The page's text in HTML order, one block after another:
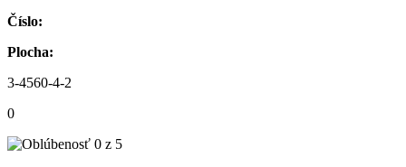
Číslo:
Plocha:
3-4560-4-2
0